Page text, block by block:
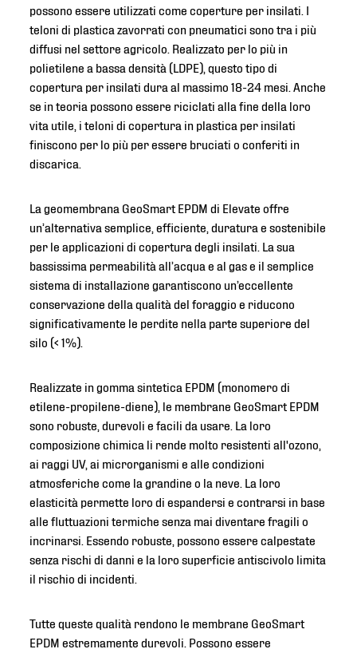
possono essere utilizzati come coperture per insilati. I
teloni di plastica zavorrati con pneumatici sono tra i più
diffusi nel settore agricolo. Realizzato per lo più in
polietilene a bassa densità (LDPE), questo tipo di
copertura per insilati dura al massimo 18-24 mesi. Anche
se in teoria possono essere riciclati alla fine della loro
vita utile, i teloni di copertura in plastica per insilati
finiscono per lo più per essere bruciati o conferiti in
discarica.
La geomembrana GeoSmart EPDM di Elevate offre
un’alternativa semplice, efficiente, duratura e sostenibile
per le applicazioni di copertura degli insilati. La sua
bassissima permeabilità all’acqua e al gas e il semplice
sistema di installazione garantiscono un’eccellente
conservazione della qualità del foraggio e riducono
significativamente le perdite nella parte superiore del
silo (< 1%).
Realizzate in gomma sintetica EPDM (monomero di
etilene-propilene-diene), le membrane GeoSmart EPDM
sono robuste, durevoli e facili da usare. La loro
composizione chimica li rende molto resistenti all'ozono,
ai raggi UV, ai microrganismi e alle condizioni
atmosferiche come la grandine o la neve. La loro
elasticità permette loro di espandersi e contrarsi in base
alle fluttuazioni termiche senza mai diventare fragili o
incrinarsi. Essendo robuste, possono essere calpestate
senza rischi di danni e la loro superficie antiscivolo limita
il rischio di incidenti.
Tutte queste qualità rendono le membrane GeoSmart
EPDM estremamente durevoli. Possono essere